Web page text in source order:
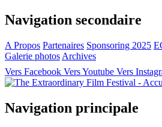
Navigation secondaire
A Propos Partenaires Sponsoring 2025
Galerie photos Archives
Vers Facebook Vers Youtube Vers
Navigation principale